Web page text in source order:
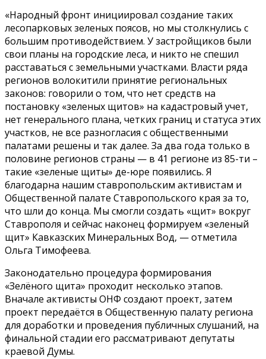
«Народный фронт инициировал создание таких
лесопарковых зеленых поясов, но мы столкнулись с
большим противодействием. У застройщиков были
свои планы на городские леса, и никто не спешил
расставаться с земельными участками. Власти ряда
регионов волокитили принятие региональных
законов: говорили о том, что нет средств на
постановку «зеленых щитов» на кадастровый учет,
нет генерального плана, четких границ и статуса этих
участков, не все разногласия с общественными
палатами решены и так далее. За два года только в
половине регионов страны — в 41 регионе из 85-ти –
такие «зеленые щиты» де-юре появились. Я
благодарна нашим ставропольским активистам и
Общественной палате Ставропольского края за то,
что шли до конца. Мы смогли создать «щит» вокруг
Ставрополя и сейчас наконец формируем «зеленый
щит» Кавказских Минеральных Вод, — отметила
Ольга Тимофеева.
Законодательно процедура формирования
«Зелёного щита» проходит несколько этапов.
Вначале активисты ОНФ создают проект, затем
проект передаётся в Общественную палату региона
для доработки и проведения публичных слушаний, на
финальной стадии его рассматривают депутаты
краевой Думы.